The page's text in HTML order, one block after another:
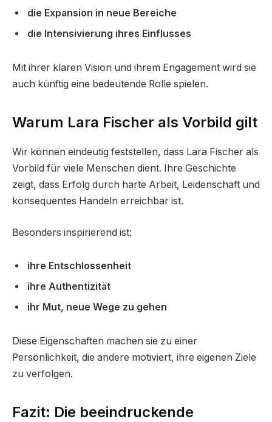
die Expansion in neue Bereiche
die Intensivierung ihres Einflusses
Mit ihrer klaren Vision und ihrem Engagement wird sie
auch künftig eine bedeutende Rolle spielen.
Warum Lara Fischer als Vorbild gilt
Wir können eindeutig feststellen, dass Lara Fischer als
Vorbild für viele Menschen dient. Ihre Geschichte
zeigt, dass Erfolg durch harte Arbeit, Leidenschaft und
konsequentes Handeln erreichbar ist.
Besonders inspirierend ist:
ihre Entschlossenheit
ihre Authentizität
ihr Mut, neue Wege zu gehen
Diese Eigenschaften machen sie zu einer
Persönlichkeit, die andere motiviert, ihre eigenen Ziele
zu verfolgen.
Fazit: Die beeindruckende